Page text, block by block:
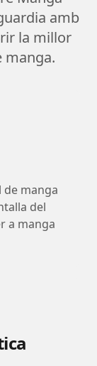
amb
la millor
manga.
de manga
del
a manga